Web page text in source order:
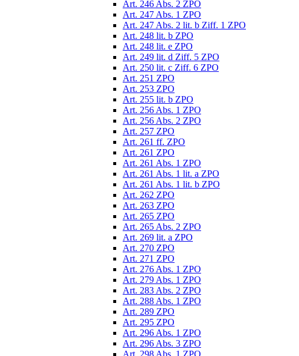
Art. 246 Abs. 2 ZPO
Art. 247 Abs. 1 ZPO
Art. 247 Abs. 2 lit. b Ziff. 1 ZPO
Art. 248 lit. b ZPO
Art. 248 lit. e ZPO
Art. 249 lit. d Ziff. 5 ZPO
Art. 250 lit. c Ziff. 6 ZPO
Art. 251 ZPO
Art. 253 ZPO
Art. 255 lit. b ZPO
Art. 256 Abs. 1 ZPO
Art. 256 Abs. 2 ZPO
Art. 257 ZPO
Art. 261 ff. ZPO
Art. 261 ZPO
Art. 261 Abs. 1 ZPO
Art. 261 Abs. 1 lit. a ZPO
Art. 261 Abs. 1 lit. b ZPO
Art. 262 ZPO
Art. 263 ZPO
Art. 265 ZPO
Art. 265 Abs. 2 ZPO
Art. 269 lit. a ZPO
Art. 270 ZPO
Art. 271 ZPO
Art. 276 Abs. 1 ZPO
Art. 279 Abs. 1 ZPO
Art. 283 Abs. 2 ZPO
Art. 288 Abs. 1 ZPO
Art. 289 ZPO
Art. 295 ZPO
Art. 296 Abs. 1 ZPO
Art. 296 Abs. 3 ZPO
Art. 298 Abs. 1 ZPO